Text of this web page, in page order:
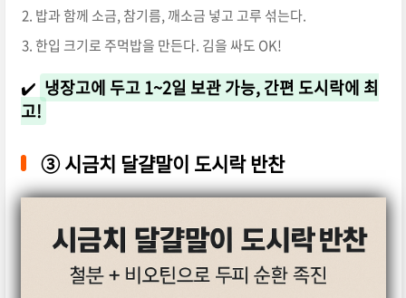
밥과 함께 소금, 참기름, 깨소금 넣고 고루 섞는다.
한입 크기로 주먹밥을 만든다. 김을 싸도 OK!
✔️ 냉장고에 두고 1~2일 보관 가능, 간편 도시락에 최
고!
③시금치 달걀말이 도시락 반찬